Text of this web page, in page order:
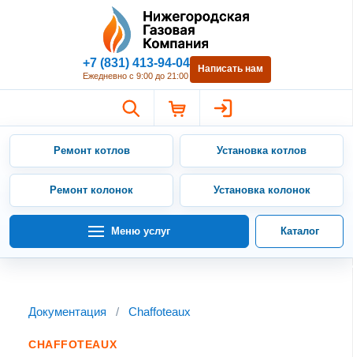
Нижегородская Газовая
+7 (831) 413-94-04
Ежедневно с 9:00 до 21:00
Написать нам
Ремонт котлов Установка котлов
Ремонт колонок Установка колонок
Меню услуг Каталог
Документация / Chaffoteaux
CHAFFOTEAUX